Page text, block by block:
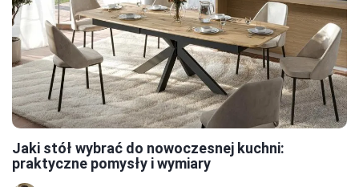
Jaki stół wybrać do nowoczesnej kuchni:
praktyczne pomysły i wymiary